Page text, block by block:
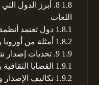
1.8
8. أبرز الدول
اللغات
1.8.1 دول تعتمد
1.8.2 أمثلة من أوروبا
1.9 9. تحديات إصدار شهادات الزواج متعددة اللغات
1.9.1 القضايا الثقافية
1.9.2 تكاليف الإصدار